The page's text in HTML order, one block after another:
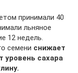
принимали 40
льняное
12 недель.
семени снижает
уровень сахара